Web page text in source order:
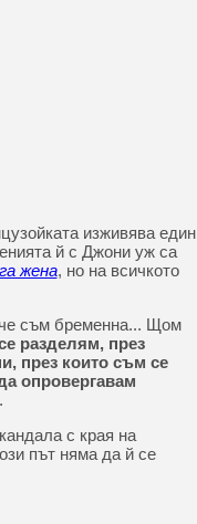
изживява един
й с Джони уж са
жена, но на всичкото
съм бременна... Щом
разделям, през
през които съм се
опровергавам
с края на
път няма да й се